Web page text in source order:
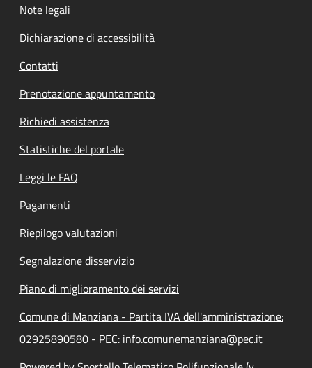
Note legali
Dichiarazione di accessibilità
Contatti
Prenotazione appuntamento
Richiedi assistenza
Statistiche del portale
Leggi le FAQ
Pagamenti
Riepilogo valutazioni
Segnalazione disservizio
Piano di miglioramento dei servizi
Comune di Manziana - Partita IVA dell'amministrazione:
02925890580 - PEC: info.comunemanziana@pec.it